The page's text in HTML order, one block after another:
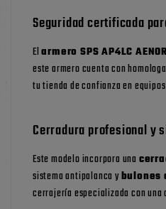
Seguridad certificada
Elarmero SPS AP4LC
este armero cuenta con
tu tienda de confianza en
Cerradura profesional y
Este modelo incorpora una
sistema antipalanca ybulones
cerrajería especializada con